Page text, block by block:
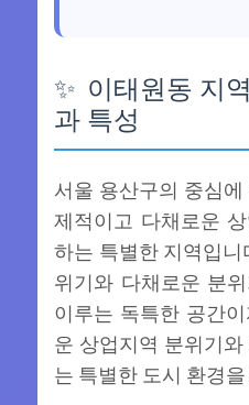
이태원동 지
과 특성
서울 용산구의 중심
제적이고 다채로운
하는 특별한 지역입
위기와 다채로운 분
이루는 독특한 공간
운 상업지역 분위기
는 특별한 도시 환경